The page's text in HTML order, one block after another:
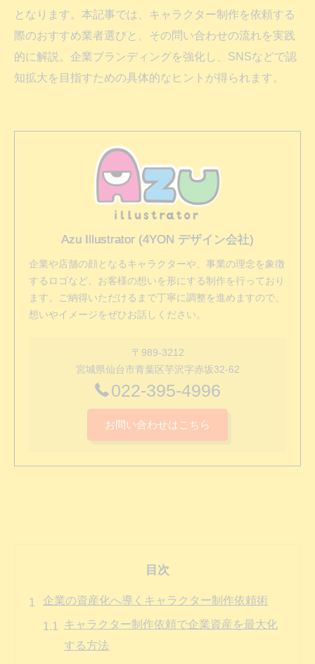
となります。本記事では、キャラクター制作を依頼する
際のおすすめ業者選びと、その問い合わせの流れを実践
的に解説。企業ブランディングを強化し、SNSなどで認
知拡大を目指すための具体的なヒントが得られます。
Azu Illustrator (4YON デザイン会社)
企業や店舗の顔となるキャラクターや、事業の理念を象徴
するロゴなど、お客様の想いを形にする制作を行っており
ます。ご納得いただけるまで丁寧に調整を進めますので、
想いやイメージをぜひお話しください。
〒989-3212
宮城県仙台市青葉区芋沢字赤坂32-62
022-395-4996
お問い合わせはこちら
目次
企業の資産化へ導くキャラクター制作依頼術
キャラクター制作依頼で企業資産を最大化
する方法